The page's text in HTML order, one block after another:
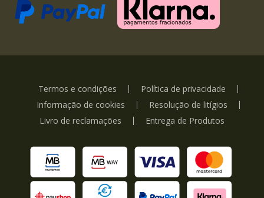
Termos e condições
Política de privacidade
Informação de cookies
Resolução de litígios
Livro de reclamações
Entrega de Produtos